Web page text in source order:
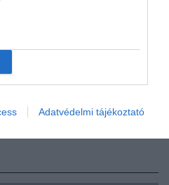
Adatvédelmi tájékoztató
mint a
egyik legfontosabb
a világon, melyek
század között